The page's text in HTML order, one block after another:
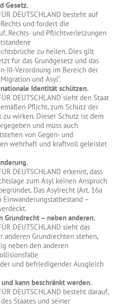
Gesetz.
DEUTSCHLAND besteht auf
und fordert die
Rechts- und Pflichtverletzungen
zu heilen. Dies gilt
für das Grundgesetz und das
III-Verordnung im Bereich der
und Asyl“.
Identität schützen.
DEUTSCHLAND sieht den Staat
Pflicht, zum Schutz der
wirken. Dieser Schutz ist dem
und muss auch
von Gegen- und
wehrhaft und kraftvoll geleistet
DEUTSCHLAND erkennt, dass
zum Asyl keinen Anspruch
Das Asylrecht (Art. 16a
Einwanderungstatbestand –
Grundrecht – neben anderen.
DEUTSCHLAND sieht das
anderen Grundrechten stehen,
neben den anderen
und befriedigender Ausgleich
und kann beschränkt werden.
DEUTSCHLAND besteht darauf,
Staates und seiner